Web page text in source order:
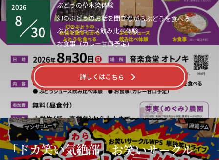
2026
8
30
ぶどうの草木染体験
幻のぶどうのお話を聞きながらぶどうを食べる
ぶどうジュース飲み比べ体験
お食事（カレー甘口予定）
詳しくはこちら
「ドカ笑い気絶部」お笑いサークル